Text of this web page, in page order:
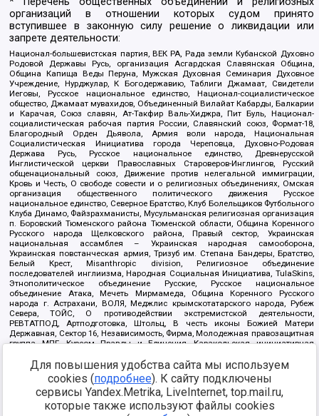
организаций в отношении которых судом принято
вступившее в законную силу решение о ликвидации или
запрете деятельности:
Национал-большевистская партия, ВЕК РА, Рада земли Кубанской Духовно
Родовой Державы Русь, организация Асгардская Славянская Община,
Община Капища Веды Перуна, Мужская Духовная Семинария Духовное
Учреждение, Нурджулар, К Богодержавию, Таблиги Джамаат, Свидетели
Иеговы, Русское национальное единство, Национал-социалистическое
общество, Джамаат мувахидов, Объединенный Вилайат Кабарды, Балкарии
и Карачая, Союз славян, Ат-Такфир Валь-Хиджра, Пит Буль, Национал-
социалистическая рабочая партия России, Славянский союз, Формат-18,
Благородный Орден Дьявола, Армия воли народа, Национальная
Социалистическая Инициатива города Череповца, Духовно-Родовая
Держава Русь, Русское национальное единство, Древнерусской
Инглистической церкви Православных Староверов-Инглингов, Русский
общенациональный союз, Движение против нелегальной иммиграции,
Кровь и Честь, О свободе совести и о религиозных объединениях, Омская
организация общественного политического движения Русское
национальное единство, Северное Братство, Клуб Болельщиков Футбольного
Клуба Динамо, Файзрахманисты, Мусульманская религиозная организация
п. Боровский Тюменского района Тюменской области, Община Коренного
Русского народа Щелковского района, Правый сектор, Украинская
национальная ассамблея – Украинская народная самооборона,
Украинская повстанческая армия, Тризуб им. Степана Бандеры, Братство,
Белый Крест, Misanthropic division, Религиозное объединение
последователей инглиизма, Народная Социальная Инициатива, TulaSkins,
Этнополитическое объединение Русские, Русское национальное
объединение Атака, Мечеть Мирмамеда, Община Коренного Русского
народа г. Астрахани, ВОЛЯ, Меджлис крымскотатарского народа, Рубеж
Севера, ТОЙС, О противодействии экстремистской деятельности,
РЕВТАТПОД, Артподготовка, Штольц, В честь иконы Божией Матери
Державная, Сектор 16, Независимость, Фирма, Молодежная правозащитная
группа МПГ, Курсом Правды и Единения, Каракольская инициативная
Благотворительный пансионат Ак Умут, Русская республика Русь,
Арестантское уголовное единство, Башкорт, Нация и свобода, W.H.С., Фалунь
Дафа, Иртыш Ultras, Русский Патриотический клуб-Новокузнецк/РПК,
Сибирский державный союз, Фонд борьбы с коррупцией, Фонд защиты прав
граждан, Штабы Навального, Совет граждан СССР Прикубанского округа г.
Для повышения удобства сайта мы используем
cookies (подробнее). К сайту подключены
сервисы Yandex.Metrika, LiveInternet, top.mail.ru,
которые также используют файлы cookies